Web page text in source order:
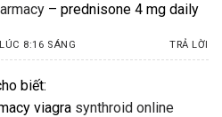
– prednisone 4 mg daily
8:16 SÁNG TRẢ LỜI
biết:
viagra synthroid online